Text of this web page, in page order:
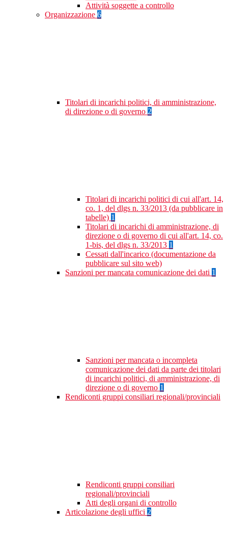
Attività soggette a controllo
Organizzazione 6
Titolari di incarichi politici, di amministrazione,
di direzione o di governo 2
Titolari di incarichi politici di cui all'art. 14,
co. 1, del dlgs n. 33/2013 (da pubblicare in
tabelle) 1
Titolari di incarichi di amministrazione, di
direzione o di governo di cui all'art. 14, co.
1-bis, del dlgs n. 33/2013 1
Cessati dall'incarico (documentazione da
pubblicare sul sito web)
Sanzioni per mancata comunicazione dei dati 1
Sanzioni per mancata o incompleta
comunicazione dei dati da parte dei titolari
di incarichi politici, di amministrazione, di
direzione o di governo 1
Rendiconti gruppi consiliari regionali/provinciali
Rendiconti gruppi consiliari
regionali/provinciali
Atti degli organi di controllo
Articolazione degli uffici 2